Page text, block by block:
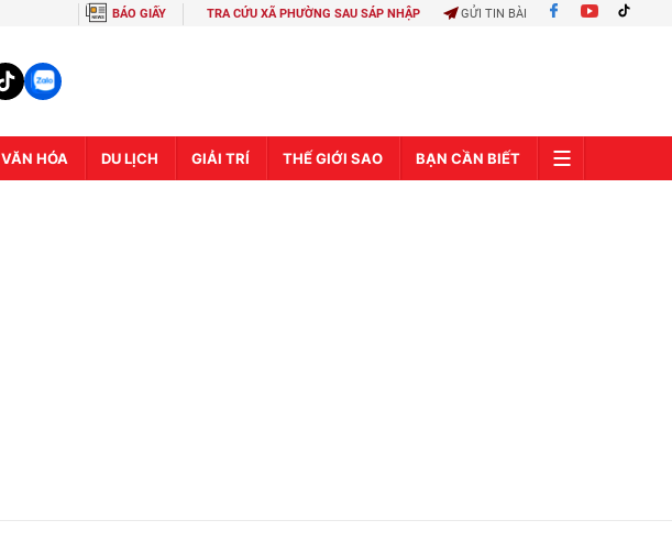
BÁO GIẤY TRA CỨU XÃ PHƯỜNG SAU SÁP NHẬP GỬI TIN BÀI
VĂN HÓA DU LỊCH GIẢI TRÍ THẾ GIỚI SAO BẠN CẦN BIẾT